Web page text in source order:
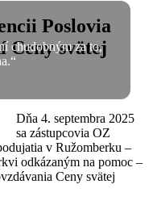
chudobným za to,
Poslovia
Ceny svätej
Dňa 4. septembra 2025
sa zástupcovia OZ
v Ružomberku –
odkázaným na pomoc –
Ceny svätej